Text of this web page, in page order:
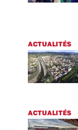
ACTUALITÉS
ACTUALITÉS